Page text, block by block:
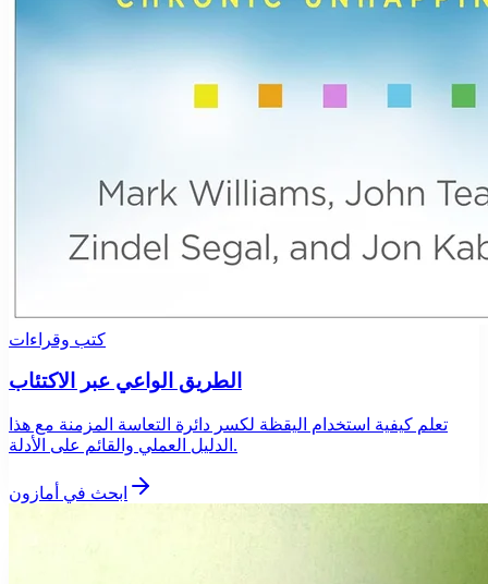
كتب وقراءات
الطريق الواعي عبر الاكتئاب
تعلم كيفية استخدام اليقظة لكسر دائرة التعاسة المزمنة مع هذا
الدليل العملي والقائم على الأدلة.
ابحث في أمازون